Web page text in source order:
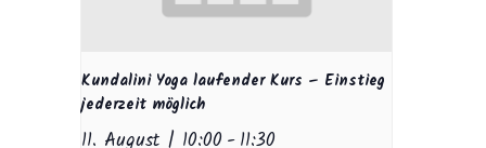
Kundalini Yoga laufender Kurs – Einstieg
jederzeit möglich
11. August | 10:00 -11:30